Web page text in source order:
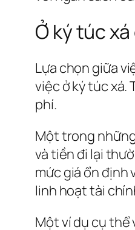
Ở ký túc
Lựa chọn giữa
việc ở ký túc xá.
phí.
Một trong
và tiền đi lại
mức giá ổn định
linh hoạt tài
Một ví dụ cụ thể